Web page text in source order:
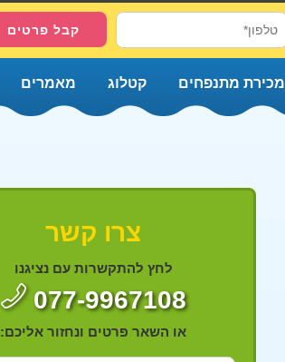
מכירת מתנפחים קטלוג מאמרים
צרו קשר
לחץ להתקשרות עם נציגנו
077-9967108
או השאר פרטים ונחזור אליכם: